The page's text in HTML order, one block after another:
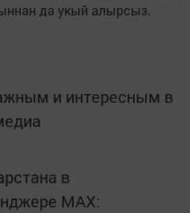
да укый алырсыз.
и интересным в
в
MАХ: